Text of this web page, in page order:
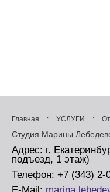
Главная : УСЛУГИ :
Студия Марины
Адрес: г.
подъезд, 1 этаж)
Телефон: +7 (343) 2-